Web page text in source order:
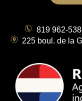
819 962-
225 boul. de la